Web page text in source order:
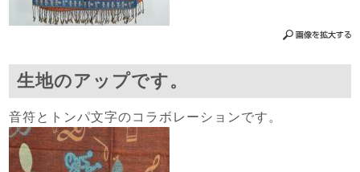
生地のアップです。
音符とトンパ文字のコラボレーションです。